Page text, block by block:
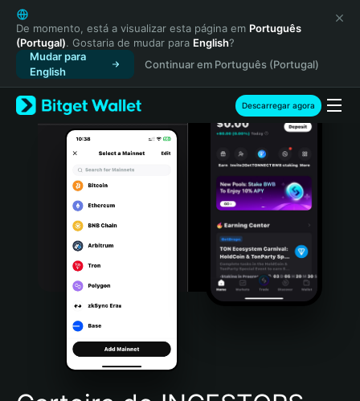
English
日本語
Tiếng Việt
Русский
Español (Latinoamérica)
Türkçe
Italiano
Português (Portugal)
Bahasa Indonesia
Português (Brasil)
Español (Argentina)
De momento, está a visualizar esta página em Português
(Portugal). Gostaria de mudar para English?
Mudar para
English
Continuar em Português (Portugal)
Descarregar agora